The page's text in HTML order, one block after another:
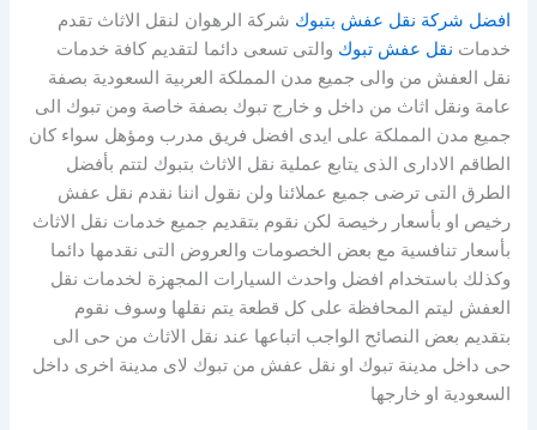
افضل شركة نقل عفش بتبوك شركة الرهوان لنقل الاثاث تقدم
خدمات نقل عفش تبوك والتى تسعى دائما لتقديم كافة خدمات
نقل العفش من والى جميع مدن المملكة العربية السعودية بصفة
عامة ونقل اثاث من داخل و خارج تبوك بصفة خاصة ومن تبوك الى
جميع مدن المملكة على ايدى افضل فريق مدرب ومؤهل سواء كان
الطاقم الادارى الذى يتابع عملية نقل الاثاث بتبوك لتتم بأفضل
الطرق التى ترضى جميع عملائنا ولن نقول اننا نقدم نقل عفش
رخيص او بأسعار رخيصة لكن نقوم بتقديم جميع خدمات نقل الاثاث
بأسعار تنافسية مع بعض الخصومات والعروض التى نقدمها دائما
وكذلك باستخدام افضل واحدث السيارات المجهزة لخدمات نقل
العفش ليتم المحافظة على كل قطعة يتم نقلها وسوف نقوم
بتقديم بعض النصائح الواجب اتباعها عند نقل الاثاث من حى الى
حى داخل مدينة تبوك او نقل عفش من تبوك لاى مدينة اخرى داخل
السعودية او خارجها